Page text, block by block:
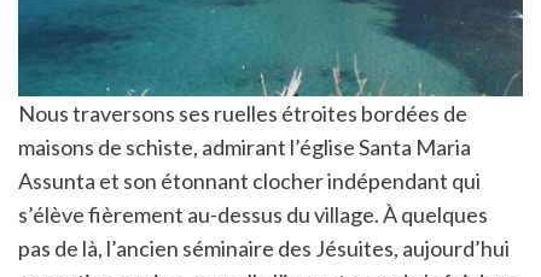
Nous traversons ses ruelles étroites bordées de
maisons de schiste, admirant l’église Santa Maria
Assunta et son étonnant clocher indépendant qui
s’élève fièrement au-dessus du village. À quelques
pas de là, l’ancien séminaire des Jésuites, aujourd’hui